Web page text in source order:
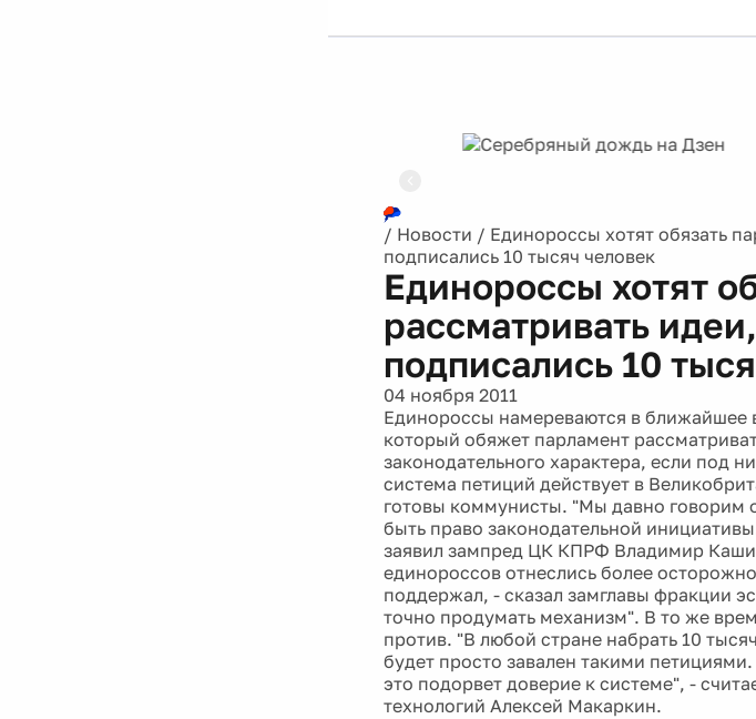
/ Новости / Единороссы хотят обязать
подписались 10 тысяч человек
Единороссы хотят
рассматривать
подписались 10
04 ноября 2011
Единороссы намереваются в ближайшее
который обяжет парламент
законодательного характера, если под
система петиций действует в
готовы коммунисты. "Мы давно говорим
быть право законодательной
заявил зампред ЦК КПРФ Владимир
единороссов отнеслись более
поддержал, - сказал замглавы фракции
точно продумать механизм". В то же
против. "В любой стране набрать 10
будет просто завален такими
это подорвет доверие к системе", -
технологий Алексей Макаркин.